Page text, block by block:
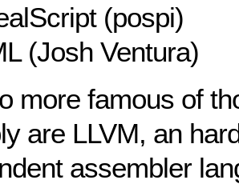
(pospi)
(Josh Ventura)
more famous of
are LLVM, an
assembler